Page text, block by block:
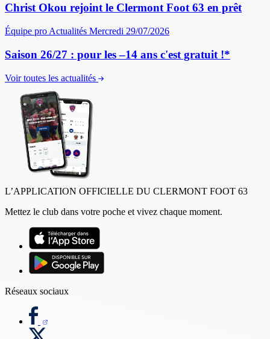
Christ Okou rejoint le Clermont Foot 63 en prêt
Équipe pro Actualités Mercredi 29/07/2026
Saison 26/27 : pour les –14 ans c'est gratuit !*
Voir toutes les actualités
L’APPLICATION OFFICIELLE DU CLERMONT FOOT 63
Mettez le club dans votre poche et vivez chaque moment.
Réseaux sociaux